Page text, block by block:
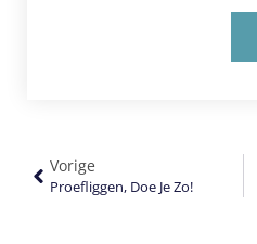
Vorige
Proefliggen, Doe Je Zo!